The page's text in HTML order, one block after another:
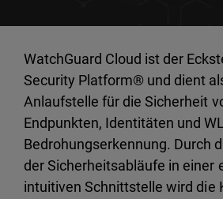
WatchGuard Cloud ist der
Security Platform® und dient
Anlaufstelle für die Sicherheit
Endpunkten, Identitäten und
Bedrohungserkennung. Durch
der Sicherheitsabläufe in einer
intuitiven Schnittstelle wird die